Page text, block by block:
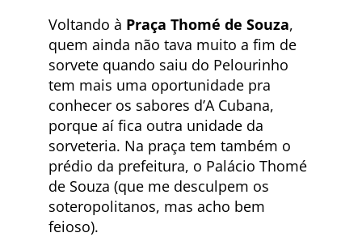
Voltando à Praça Thomé de Souza,
quem ainda não tava muito a fim de
sorvete quando saiu do Pelourinho
tem mais uma oportunidade pra
conhecer os sabores d’A Cubana,
porque aí fica outra unidade da
sorveteria. Na praça tem também o
prédio da prefeitura, o Palácio Thomé
de Souza (que me desculpem os
soteropolitanos, mas acho bem
feioso).